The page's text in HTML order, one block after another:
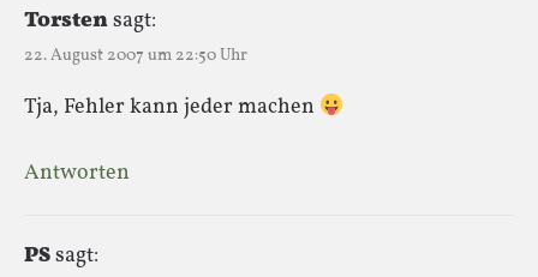
Torstensagt:
22. August 2007 um 22:50 Uhr
Tja, Fehler kann jeder machen
Antworten
PSsagt: